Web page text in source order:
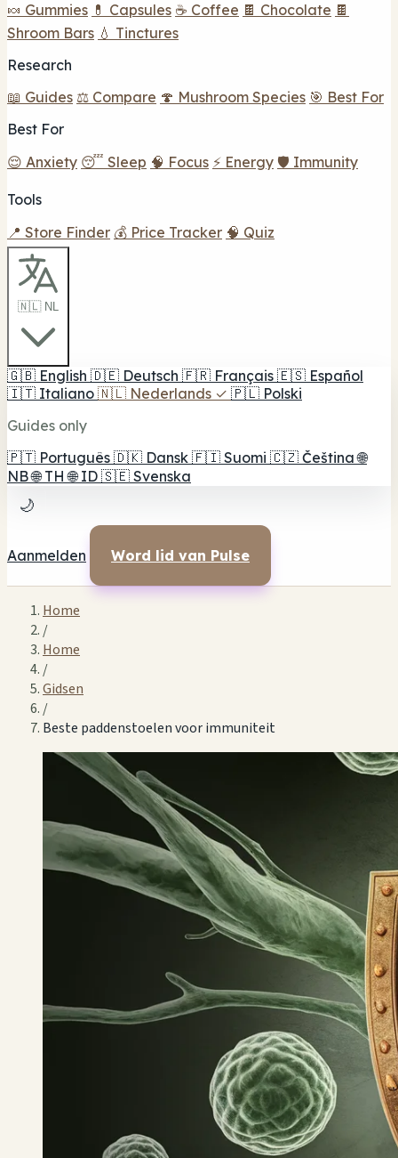
🍬 Gummies 💊 Capsules ☕ Coffee 🍫 Chocolate 🍫
Shroom Bars 💧 Tinctures
Research
📖 Guides ⚖️ Compare 🍄 Mushroom Species 🎯 Best For
Best For
😌 Anxiety 😴 Sleep 🧠 Focus ⚡ Energy 🛡️ Immunity
Tools
📍 Store Finder 💰 Price Tracker 🧠 Quiz
🇳🇱 NL
🇬🇧 English 🇩🇪 Deutsch 🇫🇷 Français 🇪🇸 Español
🇮🇹 Italiano 🇳🇱 Nederlands ✓ 🇵🇱 Polski
Guides only
🇵🇹 Português 🇩🇰 Dansk 🇫🇮 Suomi 🇨🇿 Čeština 🌐
NB 🌐 TH 🌐 ID 🇸🇪 Svenska
🌙
Aanmelden Word lid van Pulse
Home
/
Home
/
Gidsen
/
Beste paddenstoelen voor immuniteit